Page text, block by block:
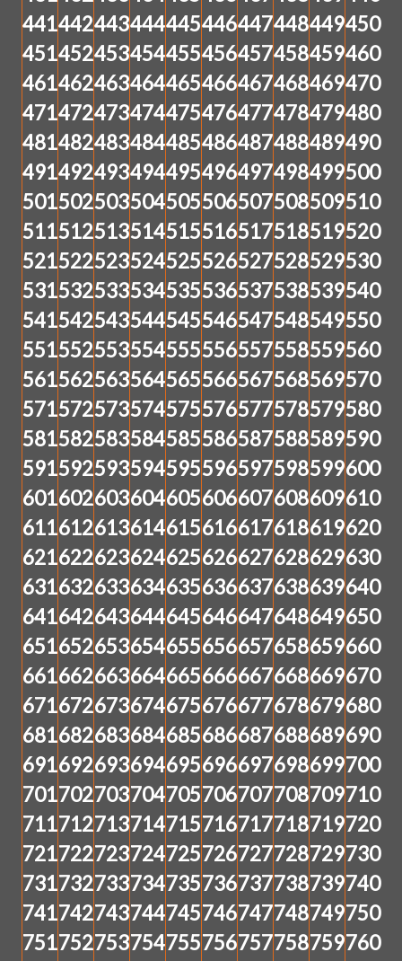
441442443444445446447448449450
451452453454455456457458459460
461462463464465466467468469470
471472473474475476477478479480
481482483484485486487488489490
491492493494495496497498499500
501502503504505506507508509510
511512513514515516517518519520
521522523524525526527528529530
531532533534535536537538539540
541542543544545546547548549550
551552553554555556557558559560
561562563564565566567568569570
571572573574575576577578579580
581582583584585586587588589590
591592593594595596597598599600
601602603604605606607608609610
611612613614615616617618619620
621622623624625626627628629630
631632633634635636637638639640
641642643644645646647648649650
651652653654655656657658659660
661662663664665666667668669670
671672673674675676677678679680
681682683684685686687688689690
691692693694695696697698699700
701702703704705706707708709710
711712713714715716717718719720
721722723724725726727728729730
731732733734735736737738739740
741742743744745746747748749750
751752753754755756757758759760